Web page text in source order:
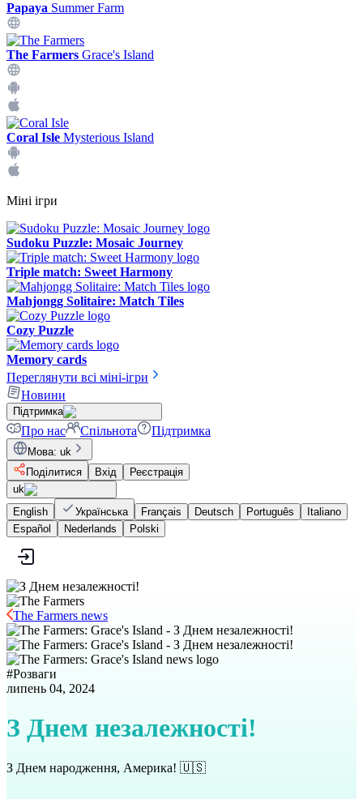
Papaya Summer Farm
The Farmers Grace's Island
Coral Isle Mysterious Island
Міні ігри
Sudoku Puzzle: Mosaic Journey
Triple match: Sweet Harmony
Mahjongg Solitaire: Match Tiles
Cozy Puzzle
Memory cards
Переглянути всі міні-ігри
Новини
Підтримка
Про нас Спільнота Підтримка
Мова: uk
Поділитися
Вхід
Реєстрація
uk
English
Українська Français Deutsch Português
Italiano
Español
Nederlands Polski
The Farmers news
#Розваги
липень 04, 2024
З Днем незалежності!
З Днем народження, Америка! 🇺🇸